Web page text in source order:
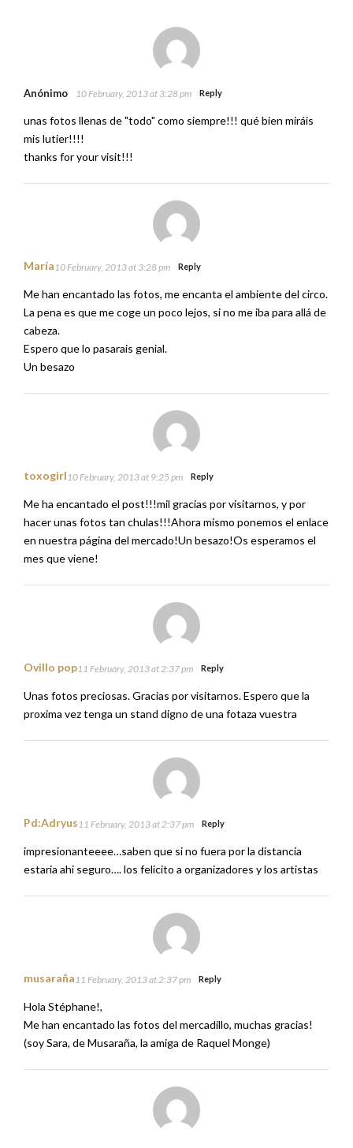
Anónimo 10 February, 2013 at 3:28 pm Reply
unas fotos llenas de "todo" como siempre!!! qué bien miráis
mis lutier!!!!
thanks for your visit!!!
María10 February, 2013 at 3:28 pm Reply
Me han encantado las fotos, me encanta el ambiente del circo.
La pena es que me coge un poco lejos, si no me iba para allá de
cabeza.
Espero que lo pasarais genial.
Un besazo
toxogirl10 February, 2013 at 9:25 pm Reply
Me ha encantado el post!!!mil gracias por visitarnos, y por
hacer unas fotos tan chulas!!!Ahora mismo ponemos el enlace
en nuestra página del mercado!Un besazo!Os esperamos el
mes que viene!
Ovillo pop11 February, 2013 at 2:37 pm Reply
Unas fotos preciosas. Gracias por visitarnos. Espero que la
proxima vez tenga un stand digno de una fotaza vuestra
Pd:Adryus11 February, 2013 at 2:37 pm Reply
impresionanteeee…saben que si no fuera por la distancia
estaria ahi seguro…. los felicito a organizadores y los artistas
musaraña11 February, 2013 at 2:37 pm Reply
Hola Stéphane!,
Me han encantado las fotos del mercadillo, muchas gracias!
(soy Sara, de Musaraña, la amiga de Raquel Monge)